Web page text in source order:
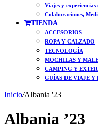
Viajes y experiencias
Colaboraciones,
TIENDA
ACCESORIOS
ROPA Y CALZADO
TECNOLOGÍA
MOCHILAS Y
CAMPING Y
GUÍAS DE VIAJE Y
Inicio/Albania '23
Albania ’23